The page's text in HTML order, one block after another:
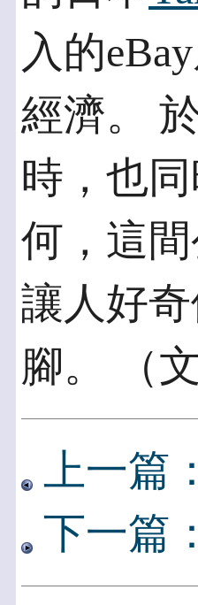
入的
經濟。
時，也
何，這
讓人好
腳。 （文
上一篇
下一篇